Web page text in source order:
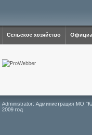
Сельское хозяйство
Administrator: Администрация МО
2009 год